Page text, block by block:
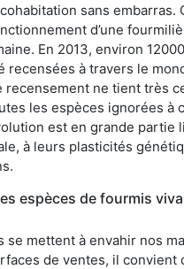
sans embarras.
d’une
En 2013, environ
recensées à travers le
recensement ne tient très
les espèces ignorées à
est en grande partie
à leurs plasticités
espèces de fourmis
se mettent à envahir nos
de ventes, il convient